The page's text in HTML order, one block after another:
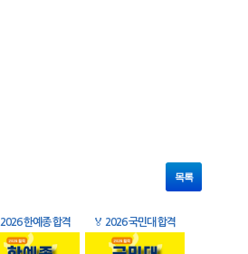
목록
2026 한예종 합격 🏅 2026 국민대 합격